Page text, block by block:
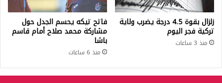
زلزال بقوة 4.5 درجة يضرب ولاية
تركية فجر اليوم
منذ 3 ساعات
فاتح تيكه يحسم الجدل حول
مشاركة محمد صلاح أمام قاسم
باشا
منذ 6 ساعات